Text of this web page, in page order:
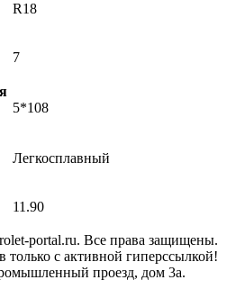
R18
7
5*108
Легкосплавный
11.90
portal.ru. Все права защищены.
только с активной гиперссылкой!
проезд, дом 3а.